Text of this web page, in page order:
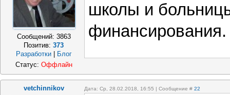
Сообщений: 3863
Позитив:373
Разработки
Блог
школы и
финансирования.
Статус: Оффлайн
vetchinnikov Дата: Ср, 28.02.2018, 16:55 | Сообщение # 22